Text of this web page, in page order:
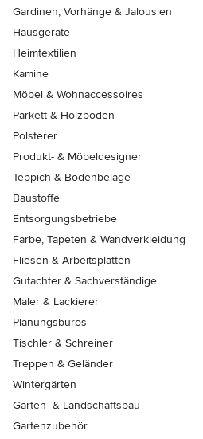
Gardinen, Vorhänge & Jalousien
Hausgeräte
Heimtextilien
Kamine
Möbel & Wohnaccessoires
Parkett & Holzböden
Polsterer
Produkt- & Möbeldesigner
Teppich & Bodenbeläge
Baustoffe
Entsorgungsbetriebe
Farbe, Tapeten & Wandverkleidung
Fliesen & Arbeitsplatten
Gutachter & Sachverständige
Maler & Lackierer
Planungsbüros
Tischler & Schreiner
Treppen & Geländer
Wintergärten
Garten- & Landschaftsbau
Gartenzubehör